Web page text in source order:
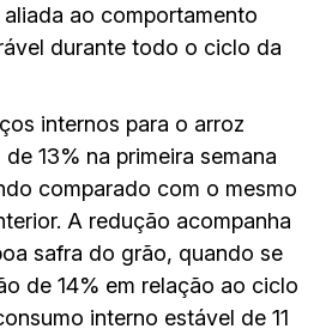
ao comportamento
durante todo o ciclo da
internos para o arroz
13% na primeira semana
comparado com o mesmo
A redução acompanha
safra do grão, quando se
de 14% em relação ao ciclo
interno estável de 11